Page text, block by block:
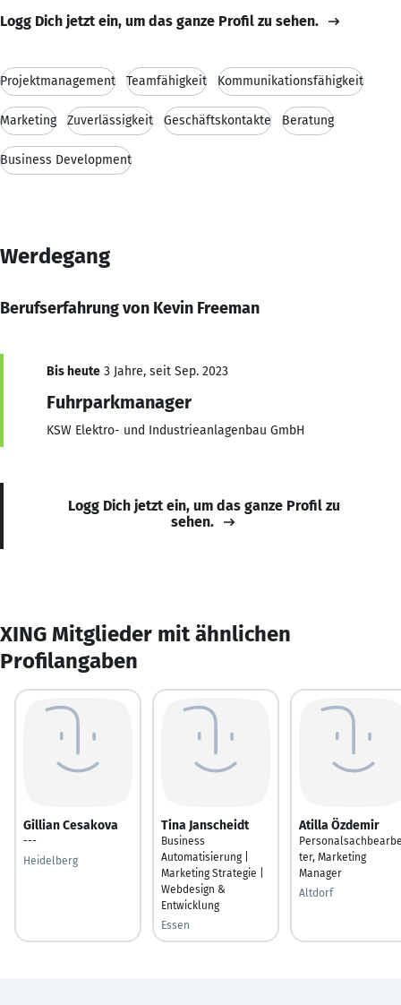
Logg Dich jetzt ein, um das ganze Profil zu sehen.
Projektmanagement Teamfähigkeit Kommunikationsfähigkeit
Marketing Zuverlässigkeit Geschäftskontakte Beratung
Business Development
Werdegang
Berufserfahrung von Kevin Freeman
Bis heute 3 Jahre, seit Sep. 2023
Fuhrparkmanager
KSW Elektro- und Industrieanlagenbau GmbH
Logg Dich jetzt ein, um das ganze Profil zu
sehen.
XING Mitglieder mit ähnlichen
Profilangaben
Gillian Cesakova
---
Heidelberg
Tina Janscheidt
Business
Automatisierung |
Marketing Strategie |
Webdesign &
Entwicklung
Essen
Atilla Özdemir
ter, Marketing
Manager
Altdorf